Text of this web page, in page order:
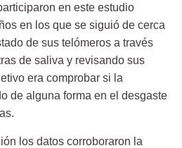
en este estudio
en los que se siguió de cerca
de sus telómeros a través
de saliva y revisando sus
era comprobar si la
de alguna forma en el desgaste
los datos corroboraron la